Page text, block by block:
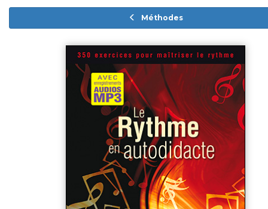
Méthodes